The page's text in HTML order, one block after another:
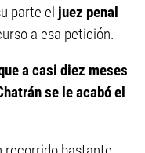
parte el juez penal
a esa petición.
a casi diez meses
se le acabó el